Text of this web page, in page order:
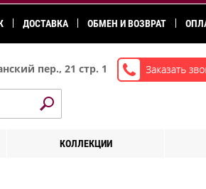
ДОСТАВКА ОБМЕН И ВОЗВРАТ
пер., 21 стр. 1
КОЛЛЕКЦИИ